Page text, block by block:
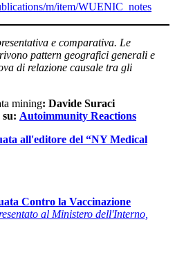
m/item/WUENIC_notes
e comparativa. Le
pattern geografici generali e
di relazione causale tra gli
mining: Davide Suraci
Autoimmunity Reactions
all'editore del “NY Medical
Contro la Vaccinazione
al Ministero dell'Interno,